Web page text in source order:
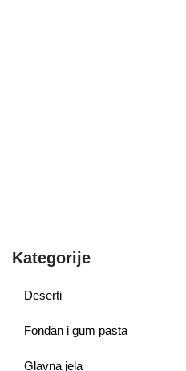
Kategorije
Deserti
Fondan i gum pasta
Glavna jela